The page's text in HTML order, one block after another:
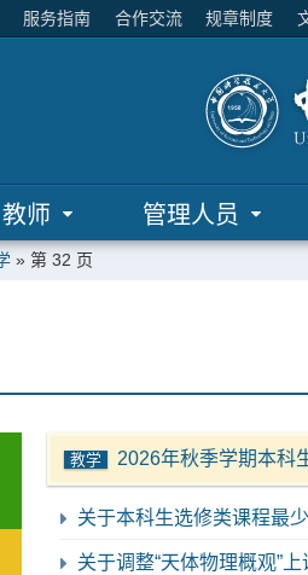
服务指南 合作交流 规章制度
教师 管理人员
» 第 32 页
教学 2026年秋季学期本科
关于本科生选修类课程最
关于调整“天体物理概观”